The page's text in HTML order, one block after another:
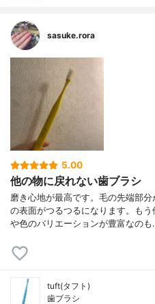
sasuke.rora
5.00
他の物に戻れない歯ブラシ
磨き心地が最高です。毛の先端部
の表面がつるつるになります。も
や色のバリエーションが豊富なの
tuft(タフト)
歯ブラシ